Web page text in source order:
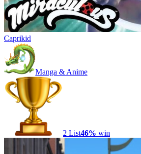
Caprikid
Manga & Anime
2 List46% win